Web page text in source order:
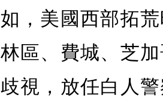
如，美國西部拓
林區、費城、芝
歧視，放任白人